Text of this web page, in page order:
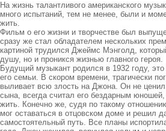
На жизнь талантливого американского
много испытаний, тем не менее, были и
жить.
Фильм о его жизни и творчестве был
сразу же стал обладателем нескольких
картиной трудился Джеймс Мэнголд,
душу, но и проникся жизнью главного героя.
Будущий музыкант родился в 1932 году,
его семьи. В скором времени, трагически
выливает всю злость на Джона. Он не
сына, всегда считал его бездарным
жить. Конечно же, судя по такому
мог оставаться в отцовском доме и решил
самостоятельный путь. Все планы